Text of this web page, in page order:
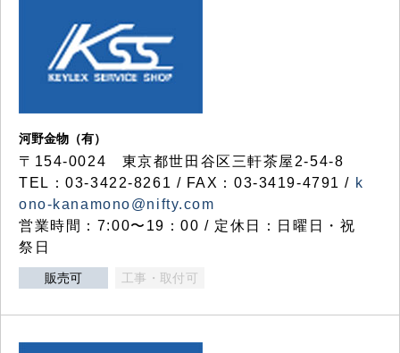
河野金物（有）
〒154-0024 東京都世田谷区三軒茶屋2-54-8
TEL：03-3422-8261 / FAX：03-3419-4791 / k
ono-kanamono@nifty.com
営業時間：7:00〜19：00 / 定休日：日曜日・祝
祭日
販売可 工事・取付可